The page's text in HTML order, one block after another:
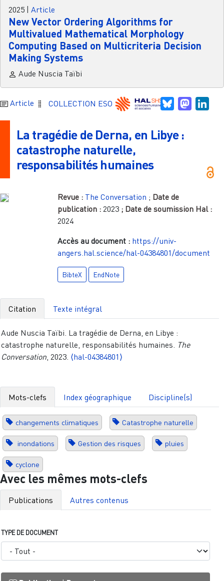
2025 | Article
New Vector Ordering Algorithms for
Multivalued Mathematical Morphology
Computing Based on Multicriteria Decision
Making Systems
Aude Nuscia Taïbi
Article COLLECTION ESO Bluesky
La tragédie de Derna, en Libye :
catastrophe naturelle,
responsabilités humaines
Revue : The Conversation ; Date de
publication : 2023 ; Date de soumission Hal :
2024
Accès au document : https://univ-
angers.hal.science/hal-04384801/document
BibteX EndNote
Citation Texte intégral
Aude Nuscia Taïbi. La tragédie de Derna, en Libye :
catastrophe naturelle, responsabilités humaines. The
Conversation, 2023. ⟨hal-04384801⟩
Mots-clefs Index géographique Discipline(s)
changements climatiques Catastrophe naturelle
inondations Gestion des risques pluies
cyclone
Avec les mêmes mots-clefs
Publications Autres contenus
TYPE DE DOCUMENT